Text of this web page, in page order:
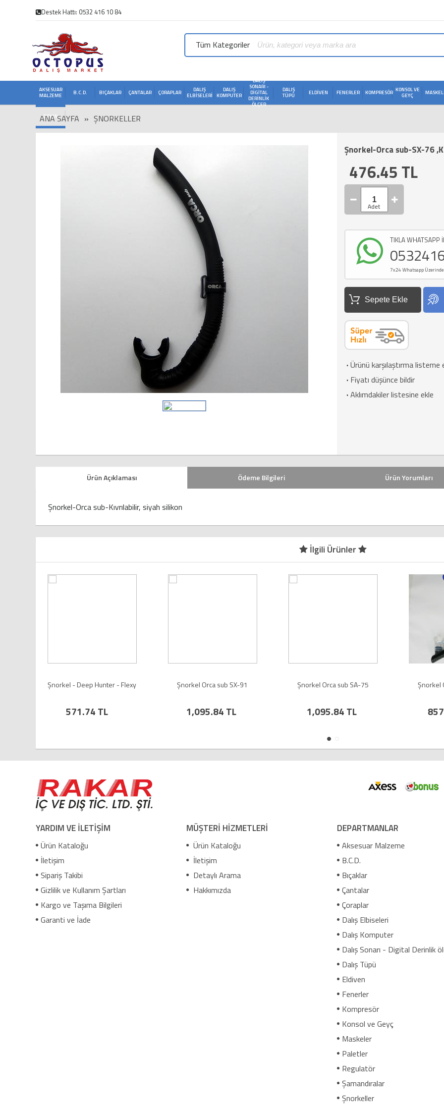
Destek Hattı: 0532 416 10 84
Tüm Kategoriler
AKSESUAR
MALZEME
B.C.D. BIÇAKLAR ÇANTALAR ÇORAPLAR
DALIŞ
ELBISELERI
DALIŞ
KOMPUTER
DALIŞ
SONARI -
DIGITAL
DERINLIK
ÖLÇER
DALIŞ
TÜPÜ
ELDIVEN FENERLER KOMPRESÖR KONSOL VE
GEYÇ
ZIPKIN
ANA SAYFA » ŞNORKELLER
Şnorkel-Orca sub-SX-76
476.45 TL
TIKLA WHATSAPP
7x24 Whatsapp
Sepete Ekle
·Ürünü karşılaştırma listeme
· Fiyatı düşünce bildir
·Aklımdakiler listesine ekle
Ürün Açıklaması Ödeme Bilgileri Ürün Yorumları
Şnorkel-Orca sub-Kıvrılabilir, siyah silikon
İlgili Ürünler
Şnorkel - Deep Hunter - Flexy
571.74 TL
Şnorkel Orca sub SX-91
1,095.84 TL
Şnorkel Orca sub SA-75
1,095.84 TL
Şnorkel
YARDIM VE İLETİŞİM
Ürün Kataloğu
İletişim
Sipariş Takibi
Gizlilik ve Kullanım Şartları
Kargo ve Taşıma Bilgileri
Garanti ve İade
MÜŞTERİ HİZMETLERİ
Ürün Kataloğu
İletişim
Detaylı Arama
Hakkımızda
DEPARTMANLAR
Aksesuar Malzeme
B.C.D.
Bıçaklar
Çantalar
Çoraplar
Dalış Elbiseleri
Dalış Komputer
Dalış Sonarı - Digital Derinlik
Dalış Tüpü
Eldiven
Fenerler
Kompresör
Konsol ve Geyç
Maskeler
Paletler
Regulatör
Şamandıralar
Şnorkeller